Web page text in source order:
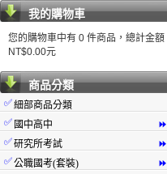
我的購物車
您的購物車中有 0 件商品，總計金額
NT$0.00元
商品分類
✅細部商品分類
⏩
✅ 國中高中
⏩
✅研究所考試
⏩
✅公職國考(套裝)